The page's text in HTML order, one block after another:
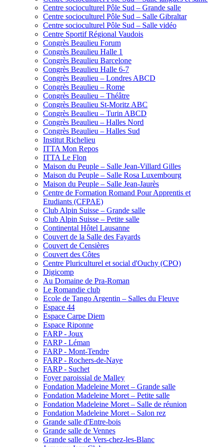
Centre socioculturel Pôle Sud – Grande salle
Centre socioculturel Pôle Sud – Salle Gibraltar
Centre socioculturel Pôle Sud – Salle vidéo
Centre Sportif Régional Vaudois
Congrès Beaulieu Forum
Congrès Beaulieu Halle 1
Congrès Beaulieu Barcelone
Congrès Beaulieu Halle 6-7
Congrès Beaulieu – Londres ABCD
Congrès Beaulieu – Rome
Congrès Beaulieu – Théâtre
Congrès Beaulieu St-Moritz ABC
Congrès Beaulieu – Turin ABCD
Congrès Beaulieu – Halles Nord
Congrès Beaulieu – Halles Sud
Institut Richelieu
ITTA Mon Repos
ITTA Le Flon
Maison du Peuple – Salle Jean-Villard Gilles
Maison du Peuple – Salle Rosa Luxembourg
Maison du Peuple – Salle Jean-Jaurès
Centre de Formation Romand Pour Apprentis et
Etudiants (CFPAE)
Club Alpin Suisse – Grande salle
Club Alpin Suisse – Petite salle
Continental Hôtel Lausanne
Couvert de la Salle des Fayards
Couvert de Censières
Couvert des Côtes
Centre Pluriculturel et social d'Ouchy (CPO)
Digicomp
Au Domaine de Pra-Roman
Le Romandie club
Ecole de Tango Argentin – Salles du Fleuve
Espace 44
Espace Carpe Diem
Espace Riponne
FARP - Joux
FARP - Léman
FARP - Mont-Tendre
FARP - Rochers-de-Naye
FARP - Suchet
Foyer paroissial de Malley
Fondation Madeleine Moret – Grande salle
Fondation Madeleine Moret – Petite salle
Fondation Madeleine Moret – Salle de réunion
Fondation Madeleine Moret – Salon rez
Grande salle d'Entre-bois
Grande salle de Vennes
Grande salle de Vers-chez-les-Blanc